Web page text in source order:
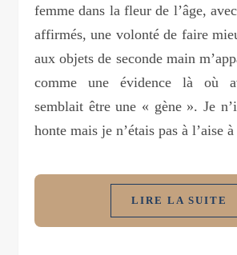
femme dans la fleur de l’âge,
affirmés, une volonté de faire
aux objets de seconde main
comme une évidence là où
semblait être une « gène ». Je
honte mais je n’étais pas à l’aise
LIRE LA SUITE